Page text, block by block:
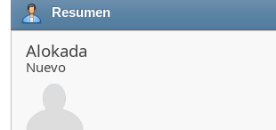
Resumen
Alokada
Nuevo